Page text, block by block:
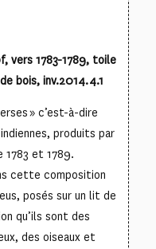
vers 1783-1789, toile
bois, inv.2014.4.1
» c’est-à-dire
produits par
1783 et 1789.
cette composition
posés sur un lit de
qu’ils sont des
des oiseaux et